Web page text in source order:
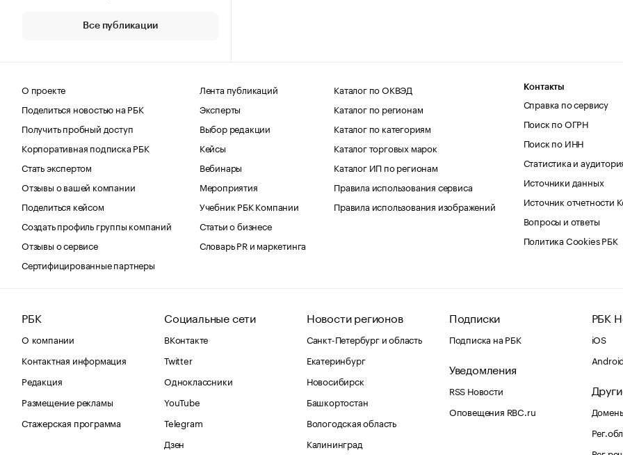
Все публикации
О проекте
Поделиться новостью на РБК
Получить пробный доступ
Корпоративная подписка РБК
Стать экспертом
Отзывы о вашей компании
Поделиться кейсом
Создать профиль группы компаний
Отзывы о сервисе
Сертифицированные партнеры
Лента публикаций
Эксперты
Выбор редакции
Кейсы
Вебинары
Мероприятия
Учебник РБК Компании
Статьи о бизнесе
Словарь PR и маркетинга
Каталог по ОКВЭД
Каталог по регионам
Каталог по категориям
Каталог торговых марок
Каталог ИП по регионам
Правила использования сервиса
Правила использования изображений
Контакты
Справка по сервису
Поиск по ОГРН
Поиск по ИНН
Статистика и
Источники данных
Источник отчетности
Вопросы и ответы
Политика Cookies РБК
РБК
О компании
Контактная информация
Редакция
Размещение рекламы
Стажерская программа
Социальные сети
ВКонтакте
Twitter
Одноклассники
YouTube
Telegram
Дзен
Новости регионов
Санкт-Петербург и область
Екатеринбург
Новосибирск
Башкортостан
Вологодская область
Калининград
Подписки
Подписка на РБК
Уведомления
RSS Новости
Оповещения RBC.ru
РБК
iOS